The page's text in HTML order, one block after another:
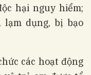
hại nguy hiểm;
dụng, bị bạo
các hoạt động